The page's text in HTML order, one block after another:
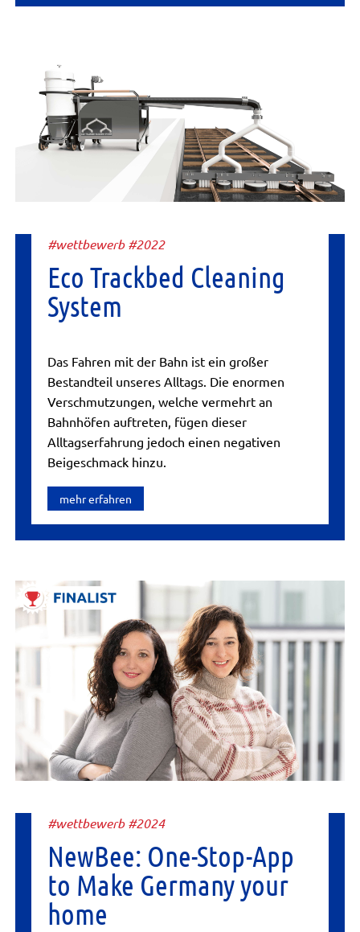
#wettbewerb #2022
Eco Trackbed Cleaning
System
Das Fahren mit der Bahn ist ein großer
Bestandteil unseres Alltags. Die enormen
Verschmutzungen, welche vermehrt an
Bahnhöfen auftreten, fügen dieser
Alltagserfahrung jedoch einen negativen
Beigeschmack hinzu.
mehr erfahren
#wettbewerb #2024
NewBee: One-Stop-App
to Make Germany your
home